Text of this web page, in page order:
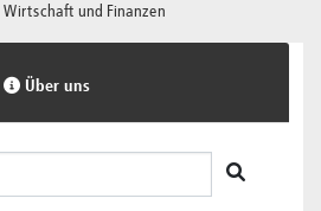
Wirtschaft und Finanzen
Über uns